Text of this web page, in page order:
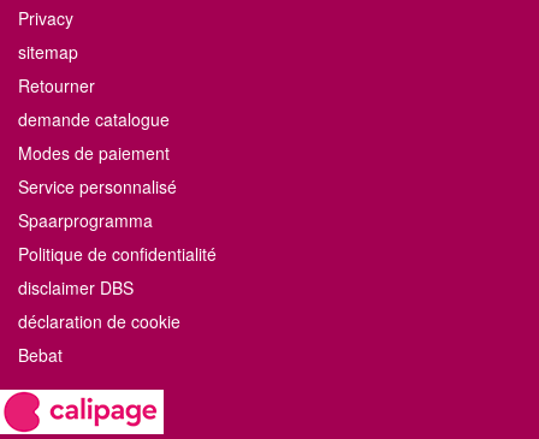
Privacy
sitemap
Retourner
demande catalogue
Modes de paiement
Service personnalisé
Spaarprogramma
Politique de confidentialité
disclaimer DBS
déclaration de cookie
Bebat